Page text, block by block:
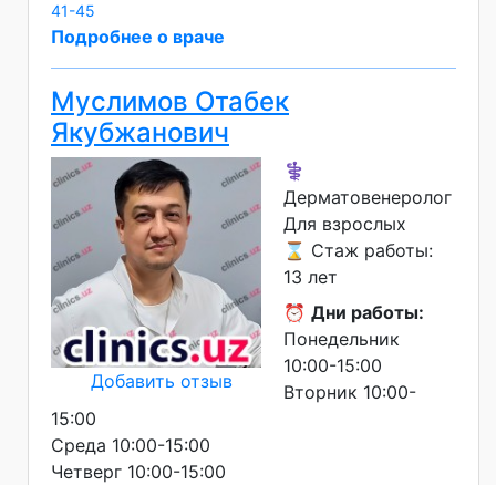
41-45
Подробнее о враче
Муслимов Отабек
Якубжанович
Добавить отзыв
⚕️
Дерматовенеролог
Для взрослых
⌛ Стаж работы:
13 лет
⏰ Дни работы:
Понедельник
10:00-15:00
Вторник 10:00-
15:00
Среда 10:00-15:00
Четверг 10:00-15:00